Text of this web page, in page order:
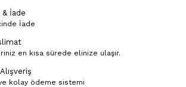
İade
İade
en kısa sürede elinize ulaşır.
kolay ödeme sistemi